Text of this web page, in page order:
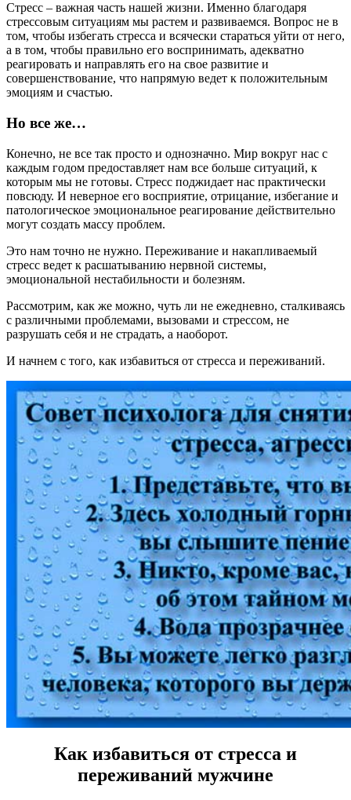
Стресс – важная часть нашей жизни. Именно благодаря
стрессовым ситуациям мы растем и развиваемся. Вопрос не в
том, чтобы избегать стресса и всячески стараться уйти от него,
а в том, чтобы правильно его воспринимать, адекватно
реагировать и направлять его на свое развитие и
совершенствование, что напрямую ведет к положительным
эмоциям и счастью.
Но все же…
Конечно, не все так просто и однозначно. Мир вокруг нас с
каждым годом предоставляет нам все больше ситуаций, к
которым мы не готовы. Стресс поджидает нас практически
повсюду. И неверное его восприятие, отрицание, избегание и
патологическое эмоциональное реагирование действительно
могут создать массу проблем.
Это нам точно не нужно. Переживание и накапливаемый
стресс ведет к расшатыванию нервной системы,
эмоциональной нестабильности и болезням.
Рассмотрим, как же можно, чуть ли не ежедневно, сталкиваясь
с различными проблемами, вызовами и стрессом, не
разрушать себя и не страдать, а наоборот.
И начнем с того, как избавиться от стресса и переживаний.
Как избавиться от стресса и
переживаний мужчине